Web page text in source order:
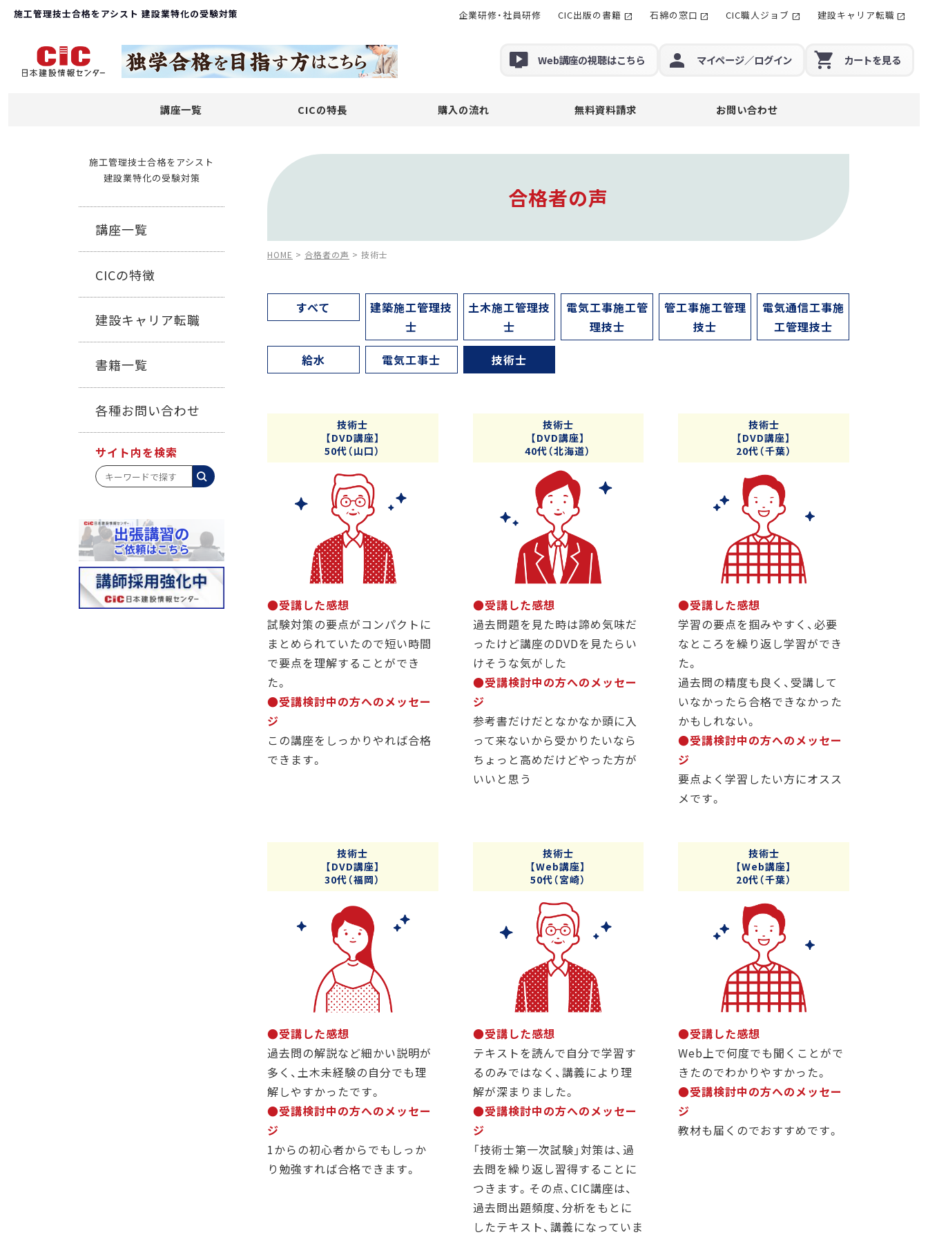
Web講座の視聴はこちら マイページ／ログイン カートを見る
講座一覧 CICの特長 購入の流れ 無料資料請求 お問い合わせ
施工管理技士合格をアシスト 建設業特化の受験対策 企業研修・社員研修 CIC出版の書籍 石綿の窓口 CIC職人ジョブ 建設キャリア転職
施工管理技士合格をアシスト
建設業特化の受験対策
講座一覧
CICの特徴
建設キャリア転職
書籍一覧
各種お問い合わせ
サイト内を検索
合格者の声
HOME > 合格者の声 > 技術士
すべて
建築施工管理技
士
土木施工管理技
士
電気工事施工管
理技士
管工事施工管理
技士
電気通信工事施
工管理技士
給水
電気工事士 技術士
技術士
【DVD講座】
50代（山口）
●受講した感想
試験対策の要点がコンパクトに
まとめられていたので短い時間
で要点を理解することができ
た。
●受講検討中の方へのメッセー
ジ
この講座をしっかりやれば合格
できます。
技術士
【DVD講座】
40代（北海道）
●受講した感想
過去問題を見た時は諦め気味だ
ったけど講座のDVDを見たらい
けそうな気がした
●受講検討中の方へのメッセー
ジ
参考書だけだとなかなか頭に入
って来ないから受かりたいなら
ちょっと高めだけどやった方が
いいと思う
技術士
【DVD講座】
20代（千葉）
●受講した感想
学習の要点を掴みやすく、必要
なところを繰り返し学習ができ
た。
過去問の精度も良く、受講して
いなかったら合格できなかった
かもしれない。
●受講検討中の方へのメッセー
ジ
要点よく学習したい方にオスス
メです。
技術士
【DVD講座】
30代（福岡）
●受講した感想
過去問の解説など細かい説明が
多く、土木未経験の自分でも理
解しやすかったです。
●受講検討中の方へのメッセー
ジ
1からの初心者からでもしっか
り勉強すれば合格できます。
技術士
【Web講座】
50代（宮崎）
●受講した感想
テキストを読んで自分で学習す
るのみではなく、講義により理
解が深まりました。
●受講検討中の方へのメッセー
ジ
「技術士第一次試験」対策は、過
去問を繰り返し習得することに
つきます。その点、CIC講座は、
過去問出題頻度、分析をもとに
したテキスト、講義になっていま
技術士
【Web講座】
20代（千葉）
●受講した感想
Web上で何度でも聞くことがで
きたのでわかりやすかった。
●受講検討中の方へのメッセー
ジ
教材も届くのでおすすめです。